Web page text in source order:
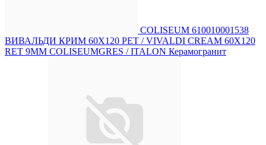
COLISEUM 610010001538
ВИВАЛЬДИ КРИМ 60X120 РЕТ / VIVALDI CREAM 60X120
RET 9MM COLISEUMGRES / ITALON Керамогранит